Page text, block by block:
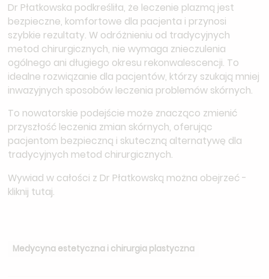
Dr Płatkowska podkreśliła, że leczenie plazmą jest
bezpieczne, komfortowe dla pacjenta i przynosi
szybkie rezultaty. W odróżnieniu od tradycyjnych
metod chirurgicznych, nie wymaga znieczulenia
ogólnego ani długiego okresu rekonwalescencji. To
idealne rozwiązanie dla pacjentów, którzy szukają mniej
inwazyjnych sposobów leczenia problemów skórnych.
To nowatorskie podejście może znacząco zmienić
przyszłość leczenia zmian skórnych, oferując
pacjentom bezpieczną i skuteczną alternatywę dla
tradycyjnych metod chirurgicznych.
Wywiad w całości z Dr Płatkowską można obejrzeć -
kliknij tutaj.
Medycyna estetyczna i chirurgia plastyczna